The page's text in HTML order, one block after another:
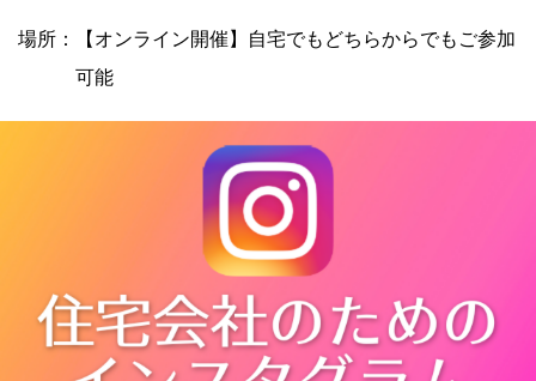
場所：【オンライン開催】自宅でもどちらからでもご参加
可能